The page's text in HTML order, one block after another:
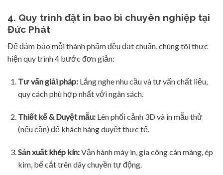
4. Quy trình đặt in bao bì chuyên nghiệp tại
Đức Phát
Để đảm bảo mỗi thành phẩm đều đạt chuẩn, chúng tôi thực
hiện quy trình 4 bước đơn giản:
Tư vấn giải pháp:Lắng nghe nhu cầu và tư vấn chất liệu,
quy cách phù hợp nhất với ngân sách.
Thiết kế & Duyệt mẫu:Lên phối cảnh 3D và in mẫu thử
(nếu cần) để khách hàng duyệt thực tế.
Sản xuất khép kín:Vận hành máy in, gia công cán màng, ép
kim, bế cắt trên dây chuyền tự động.